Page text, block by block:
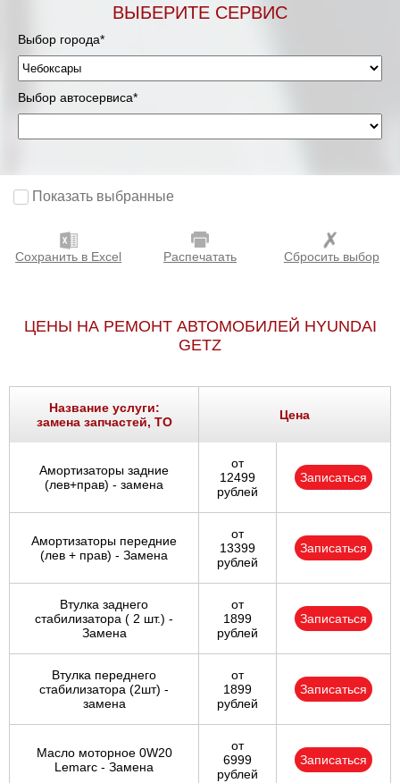
ВЫБЕРИТЕ СЕРВИС
Выбор города*
Выбор автосервиса*
Показать выбранные
Сохранить в Excel Распечатать Сбросить выбор
ЦЕНЫ НА РЕМОНТ АВТОМОБИЛЕЙ HYUNDAI
GETZ
Название услуги:
замена запчастей, ТО
Цена
Амортизаторы задние
(лев+прав) - замена
от
12499
рублей
Записаться
Амортизаторы передние
(лев + прав) - Замена
от
13399
рублей
Записаться
Втулка заднего
стабилизатора ( 2 шт.) -
Замена
от
1899
рублей
Записаться
Втулка переднего
стабилизатора (2шт) -
замена
от
1899
рублей
Записаться
Масло моторное 0W20
Lemarc - Замена
от
6999
рублей
Записаться